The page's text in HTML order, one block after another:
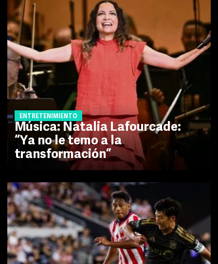
ENTRETENIMIENTO
Música: Natalia Lafourcade:
“Ya no le temo a la
transformación”